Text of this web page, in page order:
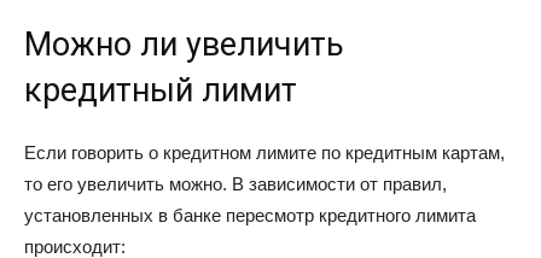
Можно ли увеличить
кредитный лимит
Если говорить о кредитном лимите по кредитным картам,
то его увеличить можно. В зависимости от правил,
установленных в банке пересмотр кредитного лимита
происходит: